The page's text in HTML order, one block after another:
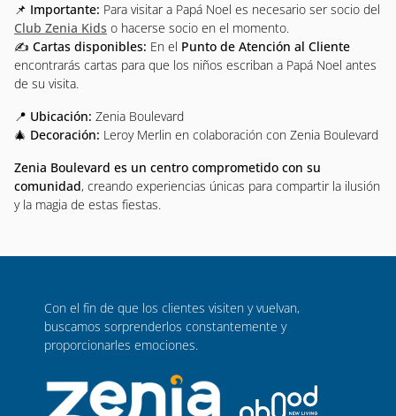
📌 Importante: Para visitar a Papá Noel es necesario ser socio del
Club Zenia Kids o hacerse socio en el momento.
✍️ Cartas disponibles: En el Punto de Atención al Cliente
encontrarás cartas para que los niños escriban a Papá Noel antes
de su visita.
📍 Ubicación: Zenia Boulevard
🎄 Decoración: Leroy Merlin en colaboración con Zenia Boulevard
Zenia Boulevard es un centro comprometido con su
comunidad, creando experiencias únicas para compartir la ilusión
y la magia de estas fiestas.
Con el fin de que los clientes visiten y vuelvan,
buscamos sorprenderlos constantemente y
proporcionarles emociones.